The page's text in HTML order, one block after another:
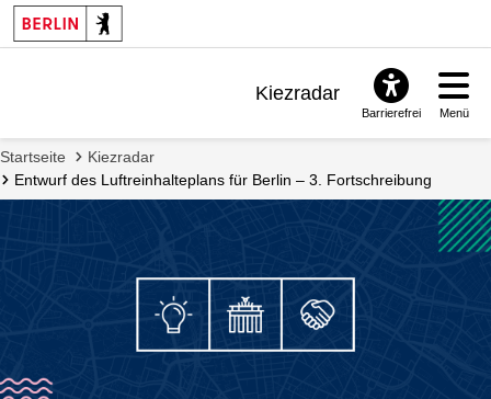
Kiezradar
Barrierefrei Menü
Startseite
Kiezradar
Entwurf des Luftreinhalteplans für Berlin – 3. Fortschreibung